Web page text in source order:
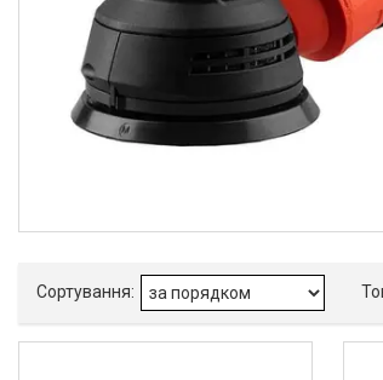
Про нас
Відгуки
Поширені запитання